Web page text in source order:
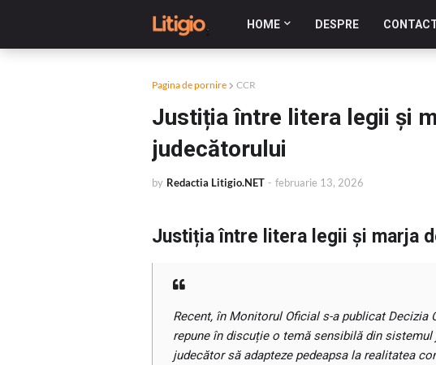
HOME DESPRE
Pagina de pornire CCR
Justiția între litera legii și
judecătorului
by Redactia Litigio.NET - februarie 13, 2026
Justiția între litera legii și marja
Recent, în Monitorul Oficial s-a publicat Decizia
repune în discuție o temă sensibilă din
judecător să adapteze pedeapsa la realitatea